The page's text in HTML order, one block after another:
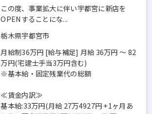
この度、事業拡大に伴い宇都宮に新店を
OPENすることにな...
栃木県宇都宮市
月給制36万円 [給与補足] 月給 36万円 〜 82
万円(宅建士手当3万円含む)
※基本給・固定残業代の総額
≪賃金内訳≫
基本給:33万円(月給 27万4927円 +1ヶ月あ